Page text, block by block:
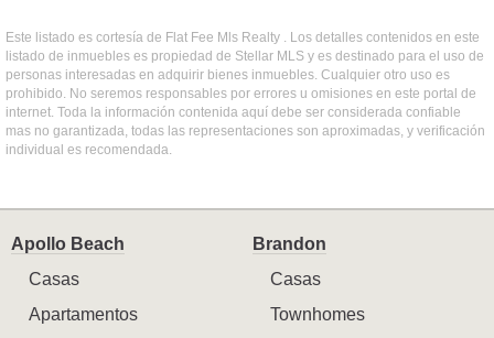
Este listado es cortesía de Flat Fee Mls Realty . Los detalles contenidos en este
listado de inmuebles es propiedad de Stellar MLS y es destinado para el uso de
personas interesadas en adquirir bienes inmuebles. Cualquier otro uso es
prohibido. No seremos responsables por errores u omisiones en este portal de
internet. Toda la información contenida aquí debe ser considerada confiable
mas no garantizada, todas las representaciones son aproximadas, y verificación
individual es recomendada.
Apollo Beach
Casas
Apartamentos
Brandon
Casas
Townhomes